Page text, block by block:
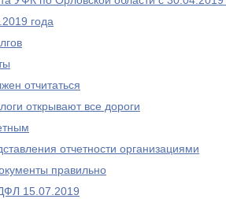
года
отчитаться
открывают все дороги
отчетности организациями
правильно
15.07.2019